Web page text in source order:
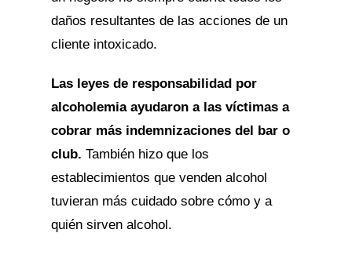
daños resultantes de las acciones de un
cliente intoxicado.
Las leyes de responsabilidad por
alcoholemia ayudaron a las víctimas a
cobrar más indemnizaciones del bar o
club. También hizo que los
establecimientos que venden alcohol
tuvieran más cuidado sobre cómo y a
quién sirven alcohol.